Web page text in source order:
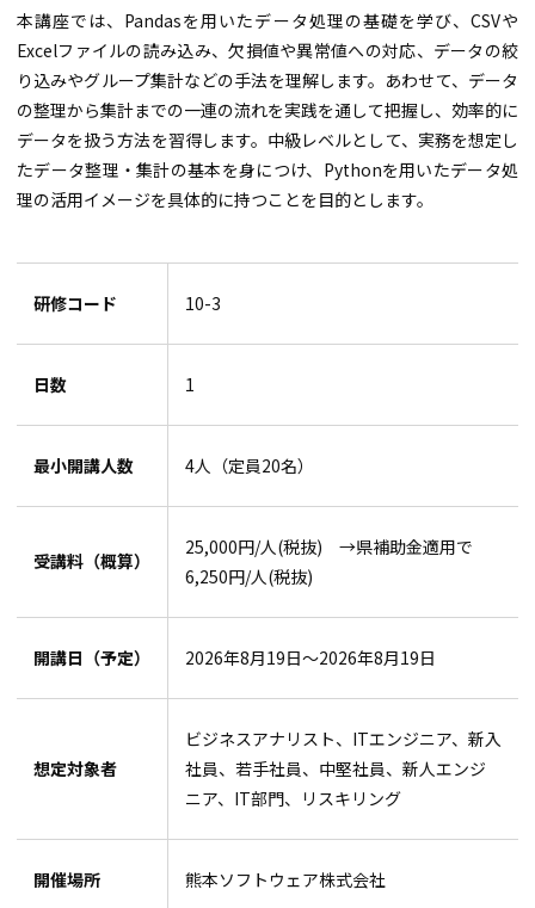
本講座では、Pandasを用いたデータ処理の基礎を学び、CSVや
Excelファイルの読み込み、欠損値や異常値への対応、データの絞
り込みやグループ集計などの手法を理解します。あわせて、データ
の整理から集計までの一連の流れを実践を通して把握し、効率的に
データを扱う方法を習得します。中級レベルとして、実務を想定し
たデータ整理・集計の基本を身につけ、Pythonを用いたデータ処
理の活用イメージを具体的に持つことを目的とします。
研修コード 10-3
日数 1
最小開講人数 4人（定員20名）
受講料（概算）
25,000円/人(税抜) →県補助金適用で
6,250円/人(税抜)
開講日（予定） 2026年8月19日〜2026年8月19日
想定対象者
ビジネスアナリスト、ITエンジニア、新入
社員、若手社員、中堅社員、新人エンジ
ニア、IT部門、リスキリング
開催場所 熊本ソフトウェア株式会社